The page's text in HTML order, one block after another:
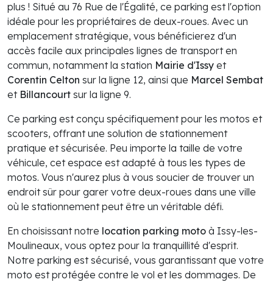
plus ! Situé au 76 Rue de l'Égalité, ce parking est l'option
idéale pour les propriétaires de deux-roues. Avec un
emplacement stratégique, vous bénéficierez d'un
accès facile aux principales lignes de transport en
commun, notamment la station Mairie d'Issy et
Corentin Celton sur la ligne 12, ainsi que Marcel Sembat
et Billancourt sur la ligne 9.
Ce parking est conçu spécifiquement pour les motos et
scooters, offrant une solution de stationnement
pratique et sécurisée. Peu importe la taille de votre
véhicule, cet espace est adapté à tous les types de
motos. Vous n'aurez plus à vous soucier de trouver un
endroit sûr pour garer votre deux-roues dans une ville
où le stationnement peut être un véritable défi.
En choisissant notre location parking moto à Issy-les-
Moulineaux, vous optez pour la tranquillité d'esprit.
Notre parking est sécurisé, vous garantissant que votre
moto est protégée contre le vol et les dommages. De